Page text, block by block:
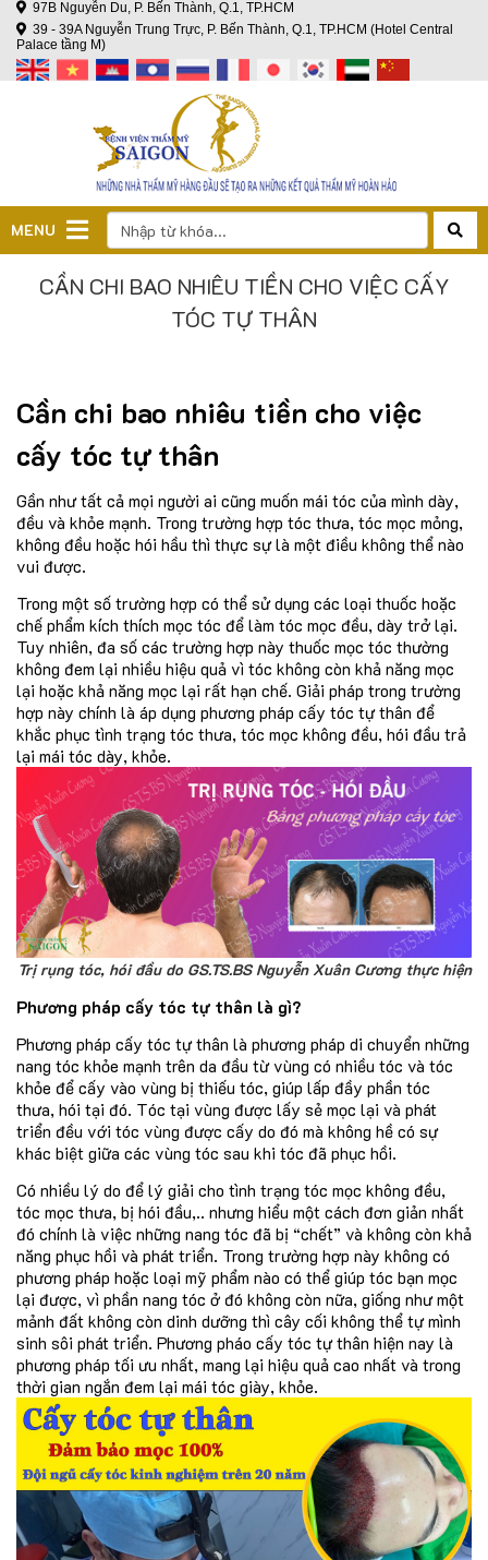
97B Nguyễn Du, P. Bến Thành, Q.1, TP.HCM
39 - 39A Nguyễn Trung Trực, P. Bến Thành, Q.1, TP.HCM (Hotel Central
Palace tầng M)
MENU
CẦN CHI BAO NHIÊU TIỀN CHO VIỆC CẤY
TÓC TỰ THÂN
Cần chi bao nhiêu tiền cho việc
cấy tóc tự thân
Gần như tất cả mọi người ai cũng muốn mái tóc của mình dày,
đều và khỏe mạnh. Trong trường hợp tóc thưa, tóc mọc mỏng,
không đều hoặc hói hầu thì thực sự là một điều không thể nào
vui được.
Trong một số trường hợp có thể sử dụng các loại thuốc hoặc
chế phẩm kích thích mọc tóc để làm tóc mọc đều, dày trở lại.
Tuy nhiên, đa số các trường hợp này thuốc mọc tóc thường
không đem lại nhiều hiệu quả vì tóc không còn khả năng mọc
lại hoặc khả năng mọc lại rất hạn chế. Giải pháp trong trường
hợp này chính là áp dụng phương pháp cấy tóc tự thân để
khắc phục tình trạng tóc thưa, tóc mọc không đều, hói đầu trả
lại mái tóc dày, khỏe.
Trị rụng tóc, hói đầu do GS.TS.BS Nguyễn Xuân Cương thực hiện
Phương pháp cấy tóc tự thân là gì?
Phương pháp cấy tóc tự thân là phương pháp di chuyển những
nang tóc khỏe mạnh trên da đầu từ vùng có nhiều tóc và tóc
khỏe để cấy vào vùng bị thiếu tóc, giúp lấp đầy phần tóc
thưa, hói tại đó. Tóc tại vùng được lấy sẻ mọc lại và phát
triển đều với tóc vùng được cấy do đó mà không hề có sự
khác biệt giữa các vùng tóc sau khi tóc đã phục hồi.
Có nhiều lý do để lý giải cho tình trạng tóc mọc không đều,
tóc mọc thưa, bị hói đầu,.. nhưng hiểu một cách đơn giản nhất
đó chính là việc những nang tóc đã bị “chết” và không còn khả
năng phục hồi và phát triển. Trong trường hợp này không có
phương pháp hoặc loại mỹ phẩm nào có thể giúp tóc bạn mọc
lại được, vì phần nang tóc ở đó không còn nữa, giống như một
mảnh đất không còn dinh dưỡng thì cây cối không thể tự mình
sinh sôi phát triển. Phương pháo cấy tóc tự thân hiện nay là
phương pháp tối ưu nhất, mang lại hiệu quả cao nhất và trong
thời gian ngắn đem lại mái tóc giày, khỏe.